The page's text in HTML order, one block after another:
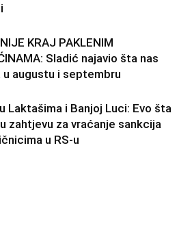
KRAJ PAKLENIM
Sladić najavio šta nas
u augustu i septembru
Laktašima i Banjoj Luci: Evo šta
zahtjevu za vraćanje sankcija
u RS-u